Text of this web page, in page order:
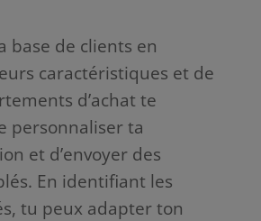
base de clients en
caractéristiques et de
d’achat te
personnaliser ta
et d’envoyer des
En identifiant les
tu peux adapter ton